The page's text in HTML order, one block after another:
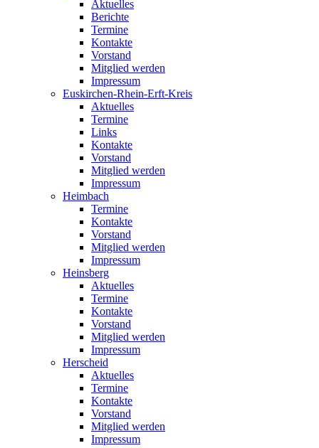
Aktuelles
Berichte
Termine
Kontakte
Vorstand
Mitglied werden
Impressum
Euskirchen-Rhein-Erft-Kreis
Aktuelles
Termine
Links
Kontakte
Vorstand
Mitglied werden
Impressum
Heimbach
Termine
Kontakte
Vorstand
Mitglied werden
Impressum
Heinsberg
Aktuelles
Termine
Kontakte
Vorstand
Mitglied werden
Impressum
Herscheid
Aktuelles
Termine
Kontakte
Vorstand
Mitglied werden
Impressum